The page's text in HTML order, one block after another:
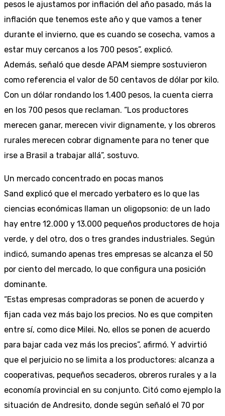
pesos le ajustamos por inflación del año pasado, más la
inflación que tenemos este año y que vamos a tener
durante el invierno, que es cuando se cosecha, vamos a
estar muy cercanos a los 700 pesos”, explicó.
Además, señaló que desde APAM siempre sostuvieron
como referencia el valor de 50 centavos de dólar por kilo.
Con un dólar rondando los 1.400 pesos, la cuenta cierra
en los 700 pesos que reclaman. “Los productores
merecen ganar, merecen vivir dignamente, y los obreros
rurales merecen cobrar dignamente para no tener que
irse a Brasil a trabajar allá”, sostuvo.
Un mercado concentrado en pocas manos
Sand explicó que el mercado yerbatero es lo que las
ciencias económicas llaman un oligopsonio: de un lado
hay entre 12.000 y 13.000 pequeños productores de hoja
verde, y del otro, dos o tres grandes industriales. Según
indicó, sumando apenas tres empresas se alcanza el 50
por ciento del mercado, lo que configura una posición
dominante.
“Estas empresas compradoras se ponen de acuerdo y
fijan cada vez más bajo los precios. No es que compiten
entre sí, como dice Milei. No, ellos se ponen de acuerdo
para bajar cada vez más los precios”, afirmó. Y advirtió
que el perjuicio no se limita a los productores: alcanza a
cooperativas, pequeños secaderos, obreros rurales y a la
economía provincial en su conjunto. Citó como ejemplo la
situación de Andresito, donde según señaló el 70 por